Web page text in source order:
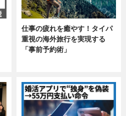
仕事の疲れを癒やす！タイパ
重視の海外旅行を実現する
「事前予約術」